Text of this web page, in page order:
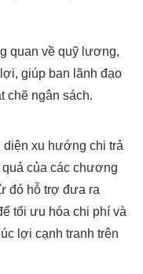
quan về quỹ lương,
giúp ban lãnh đạo
chẽ ngân sách.
diện xu hướng chi trả
của các chương
đó hỗ trợ đưa ra
tối ưu hóa chi phí và
lợi cạnh tranh trên